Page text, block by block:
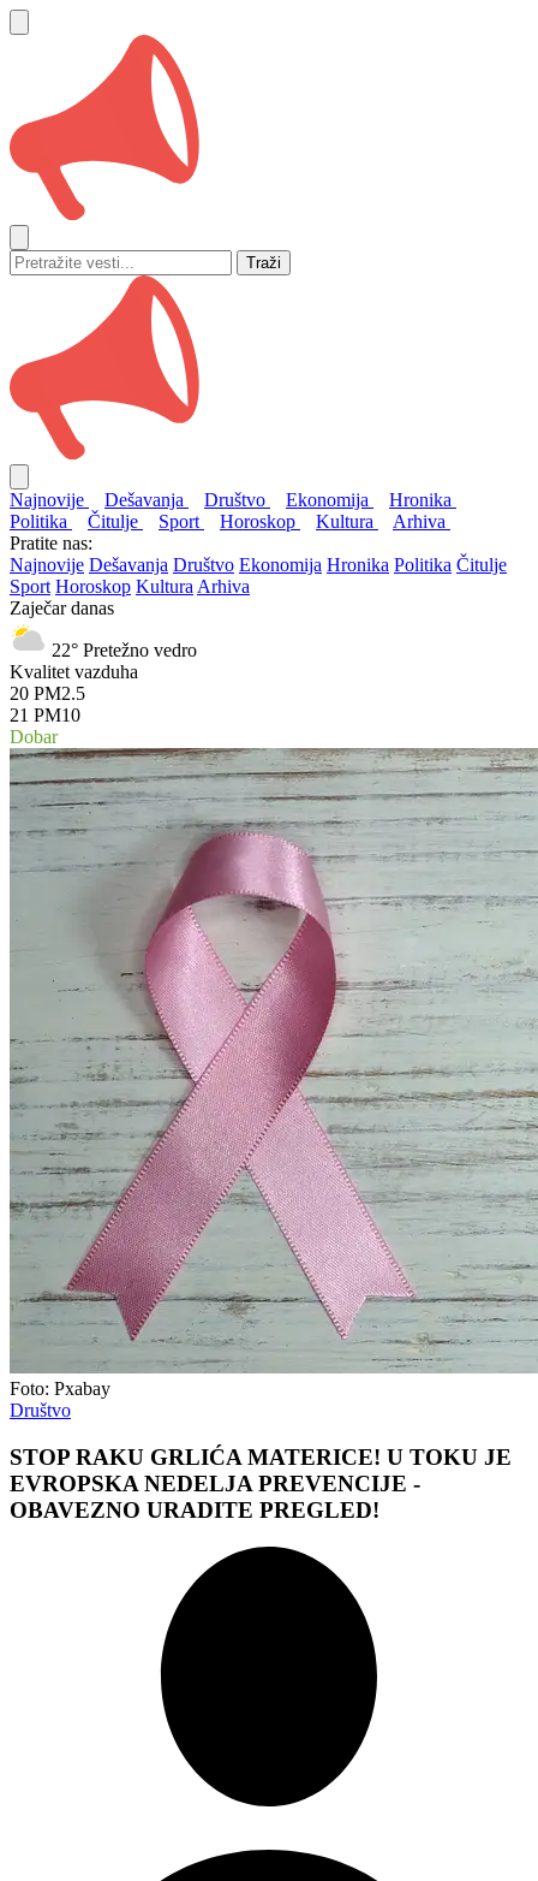
Traži
Najnovije Dešavanja Društvo Ekonomija
Hronika
Politika
Čitulje Sport Horoskop Kultura
Arhiva
Pratite nas:
Najnovije Dešavanja Društvo Ekonomija Hronika Politika Čitulje
Sport Horoskop Kultura Arhiva
Zaječar danas
22° Pretežno vedro
Kvalitet vazduha
20 PM2.5
21 PM10
Dobar
Foto: Pxabay
Društvo
STOP RAKU GRLIĆA MATERICE! U TOKU JE
EVROPSKA NEDELJA PREVENCIJE -
OBAVEZNO URADITE PREGLED!